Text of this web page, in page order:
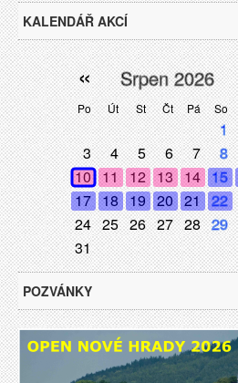
KALENDÁŘ AKCÍ
Po Út St Čt Pá So
« Srpen 2026
1
3
4 5 6 7 8
10 11 12 13 14 15
17 18 19 20 21 22
24 25 26 27 28 29
31
POZVÁNKY